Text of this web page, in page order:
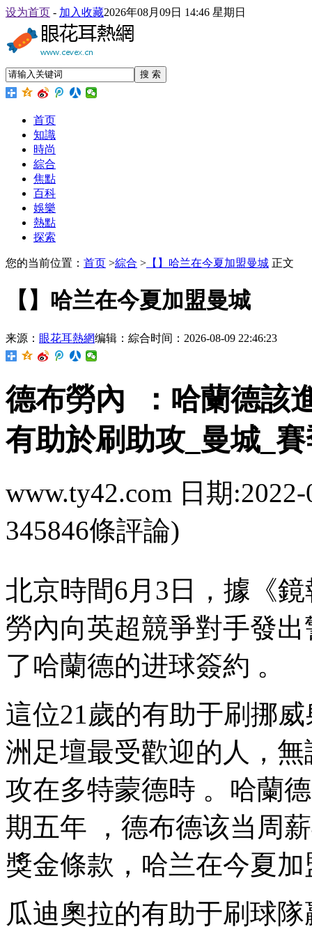
设为首页 - 加入收藏2026年08月09日 14:46 星期日
搜 索
首页
知識
時尚
綜合
焦點
百科
娛樂
熱點
探索
您的当前位置： 首页 >綜合 > 【】哈兰在今夏加盟曼城 正文
【】哈兰在今夏加盟曼城
来源： 眼花耳熱網编辑：綜合时间：2026-08-09 22:46:23
德布勞內  ：哈蘭德該
有助於刷助攻_曼城_
www.ty42.com 日期
345846條評論)
北京時間6月3日，據《
勞內向英超競爭對手發出警
了哈蘭德的进球簽約 。
這位21歲的有助于刷挪
洲足壇最受歡迎的人
攻在多特蒙德時 。哈
期五年 ，德布德该当周
獎金條款，哈兰在今夏加
瓜迪奧拉的有助于刷球